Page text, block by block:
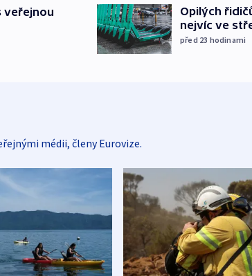
veřejnou
Opilých
nejvíc ve
před 23 hodinami
médii, členy Eurovize.